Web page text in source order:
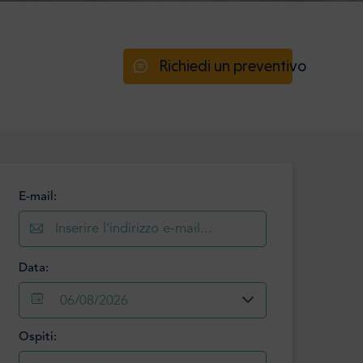
Richiedi un preventivo
E-mail:
Data:
06/08/2026
Ospiti: